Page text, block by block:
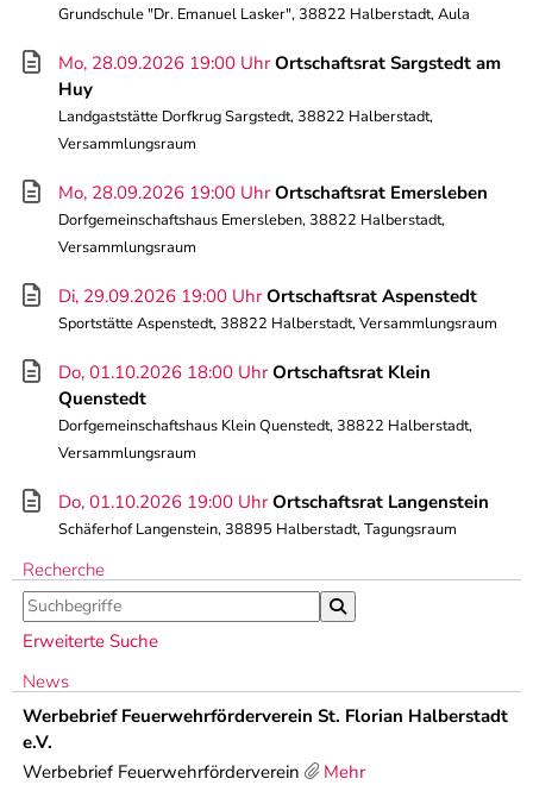
Grundschule "Dr. Emanuel Lasker", 38822 Halberstadt, Aula
Mo, 28.09.2026 19:00 Uhr Ortschaftsrat Sargstedt am
Huy
Landgaststätte Dorfkrug Sargstedt, 38822 Halberstadt,
Versammlungsraum
Mo, 28.09.2026 19:00 Uhr Ortschaftsrat Emersleben
Dorfgemeinschaftshaus Emersleben, 38822 Halberstadt,
Versammlungsraum
Di, 29.09.2026 19:00 Uhr Ortschaftsrat Aspenstedt
Sportstätte Aspenstedt, 38822 Halberstadt, Versammlungsraum
Do, 01.10.2026 18:00 Uhr Ortschaftsrat Klein
Quenstedt
Dorfgemeinschaftshaus Klein Quenstedt, 38822 Halberstadt,
Versammlungsraum
Do, 01.10.2026 19:00 Uhr Ortschaftsrat Langenstein
Schäferhof Langenstein, 38895 Halberstadt, Tagungsraum
Recherche
Erweiterte Suche
News
Werbebrief Feuerwehrförderverein St. Florian Halberstadt
e.V.
Werbebrief Feuerwehrförderverein
Mehr